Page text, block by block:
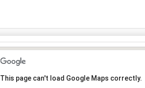
This page can't load Google Maps correctly.